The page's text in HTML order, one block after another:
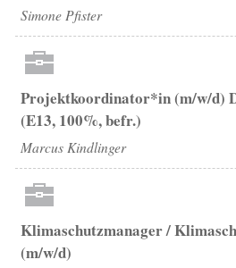
Simone Pfister
Projektkoordinator*in (m/w/d)
(E13, 100%, befr.)
Marcus Kindlinger
Klimaschutzmanager /
(m/w/d)